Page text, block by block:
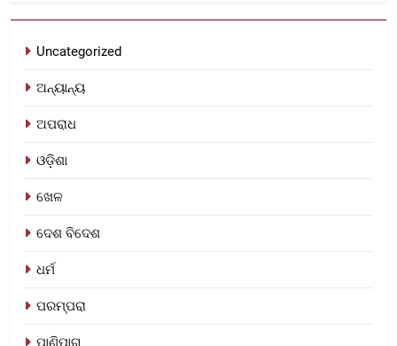
Uncategorized
ଅନ୍ୟାନ୍ୟ
ଅପରାଧ
ଓଡ଼ିଶା
ଖେଳ
ଦେଶ ବିଦେଶ
ଧର୍ମ
ପରମ୍ପରା
ପାଣିପାଗ